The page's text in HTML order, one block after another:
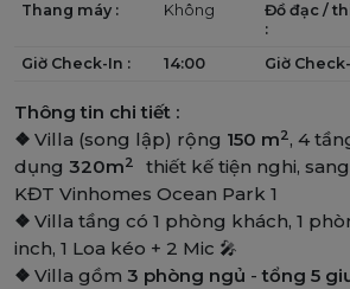
Thang máy :
Không
Đồ đạc /
:
Giờ Check-In :
14:00 Giờ
Thông tin chi tiết :
❖ Villa (song lập) rộng 150 m2 , 4
dụng 320m2
thiết kế tiện nghi,
KĐT Vinhomes Ocean Park 1
❖ Villa tầng có 1 phòng khách, 1
inch, 1 Loa kéo + 2 Mic 🎤
❖ Villa gồm 3 phòng ngủ -tổng 5